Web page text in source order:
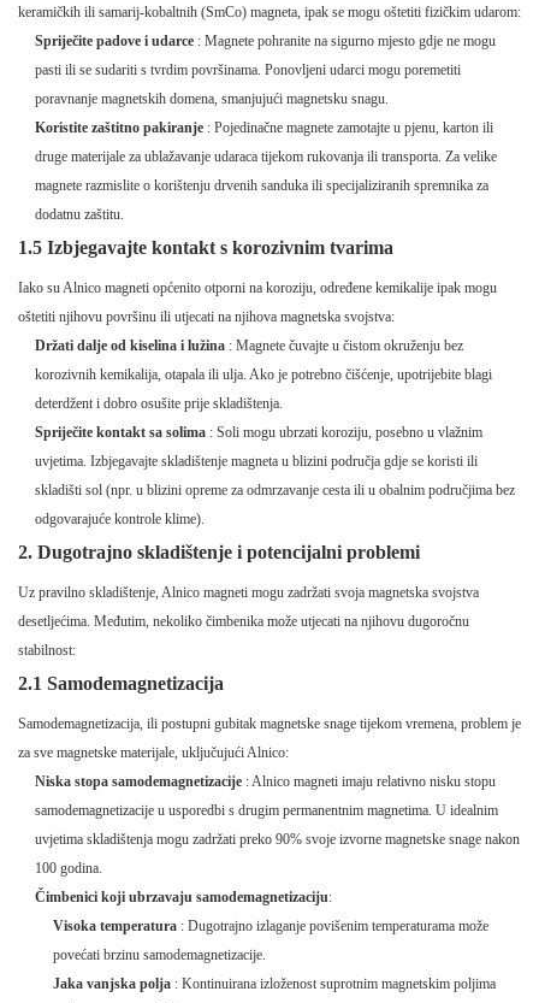
keramičkih ili samarij-kobaltnih (SmCo) magneta, ipak se mogu oštetiti fizičkim udarom:
Spriječite padove i udarce : Magnete pohranite na sigurno mjesto gdje ne mogu
pasti ili se sudariti s tvrdim površinama. Ponovljeni udarci mogu poremetiti
poravnanje magnetskih domena, smanjujući magnetsku snagu.
Koristite zaštitno pakiranje : Pojedinačne magnete zamotajte u pjenu, karton ili
druge materijale za ublažavanje udaraca tijekom rukovanja ili transporta. Za velike
magnete razmislite o korištenju drvenih sanduka ili specijaliziranih spremnika za
dodatnu zaštitu.
1.5 Izbjegavajte kontakt s korozivnim tvarima
Iako su Alnico magneti općenito otporni na koroziju, određene kemikalije ipak mogu
oštetiti njihovu površinu ili utjecati na njihova magnetska svojstva:
Držati dalje od kiselina i lužina : Magnete čuvajte u čistom okruženju bez
korozivnih kemikalija, otapala ili ulja. Ako je potrebno čišćenje, upotrijebite blagi
deterdžent i dobro osušite prije skladištenja.
Spriječite kontakt sa solima : Soli mogu ubrzati koroziju, posebno u vlažnim
uvjetima. Izbjegavajte skladištenje magneta u blizini područja gdje se koristi ili
skladišti sol (npr. u blizini opreme za odmrzavanje cesta ili u obalnim područjima bez
odgovarajuće kontrole klime).
2. Dugotrajno skladištenje i potencijalni problemi
Uz pravilno skladištenje, Alnico magneti mogu zadržati svoja magnetska svojstva
desetljećima. Međutim, nekoliko čimbenika može utjecati na njihovu dugoročnu
stabilnost:
2.1 Samodemagnetizacija
Samodemagnetizacija, ili postupni gubitak magnetske snage tijekom vremena, problem je
za sve magnetske materijale, uključujući Alnico:
Niska stopa samodemagnetizacije : Alnico magneti imaju relativno nisku stopu
samodemagnetizacije u usporedbi s drugim permanentnim magnetima. U idealnim
uvjetima skladištenja mogu zadržati preko 90% svoje izvorne magnetske snage nakon
100 godina.
Čimbenici koji ubrzavaju samodemagnetizaciju:
Visoka temperatura: Dugotrajno izlaganje povišenim temperaturama može
povećati brzinu samodemagnetizacije.
Jaka vanjska polja: Kontinuirana izloženost suprotnim magnetskim poljima